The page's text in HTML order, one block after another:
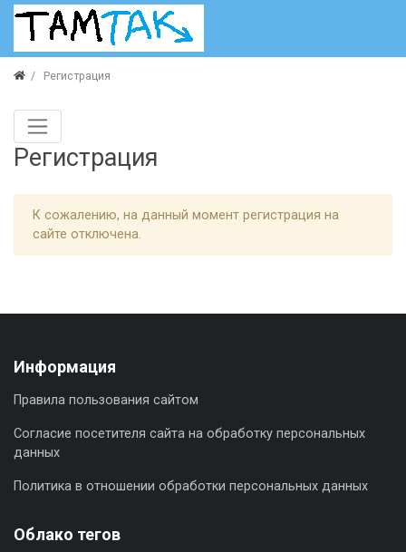
Регистрация
Регистрация
К сожалению, на данный момент регистрация на
сайте отключена.
Информация
Правила пользования сайтом
Согласие посетителя сайта на обработку персональных
данных
Политика в отношении обработки персональных данных
Облако тегов